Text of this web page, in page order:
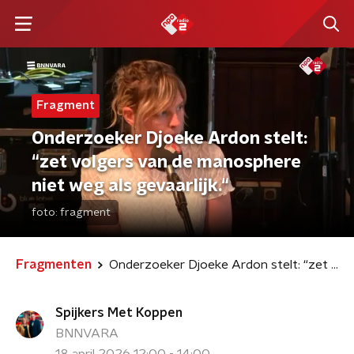
Fragment
Onderzoeker Djoeke Ardon stelt:
“zet volgers van de manosphere
niet weg als gevaarlijk.“
foto: fragment
Fragmenten Onderzoeker Djoeke Ardon stelt: “zet volgers van de manosphere niet weg als gevaarlijk.“
Spijkers Met Koppen
BNNVARA